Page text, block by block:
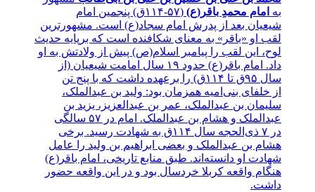
به امام محمدِ باقر(ع)
(۵۷-۱۱۴ق) پنجمین امام
شیعیان بعد از پدرش امام سجاد(ع) است. مشهورترین
لقب او «باقر» به معنای شکافنده است که برپایه حدیث
لوح، این لقب را پیامبر اسلام(ص) پیش از ولادتش به او
داد. امام باقر(ع) حدود ۱۹ سال امامت شیعیان (از
سال ۹۵ق تا ۱۱۴ق) را برعهده داشت که با پنج تن
از خلفای بنی‌امیه همزمان بود: ولید بن عبدالملک،
سلیمان بن عبدالملک، عمر بن عبدالعزیز، یزید بن
عبدالملک و هشام بن عبدالملک. امام در ۵۷ سالگی
در ۷ ذی‌الحجه سال ۱۱۴ق به شهادت رسید. برخی
هشام بن عبدالملک و بعضی ابراهیم بن ولید را عامل
شهادت او دانسته‌اند. طبق منابع تاریخی، امام باقر(ع)
هنگام واقعه کربلا خردسال بود و در این واقعه حضور
داشت.